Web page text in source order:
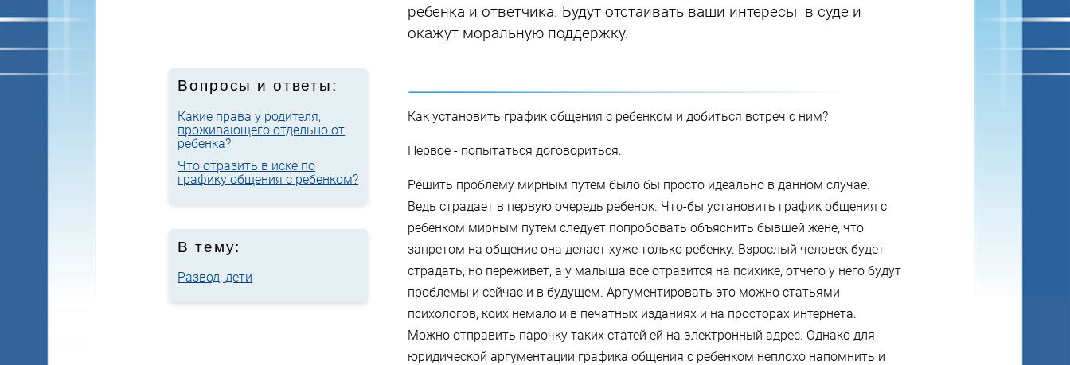
Вопросы и ответы:
Какие права у родителя,
проживающего отдельно от
ребенка?
Что отразить в иске по
графику общения с ребенком?
В тему:
Развод, дети
ребенка и ответчика. Будут отстаивать ваши интересы в суде и
окажут моральную поддержку.
Как установить график общения с ребенком и добиться встреч с ним?
Первое - попытаться договориться.
Решить проблему мирным путем было бы просто идеально в данном случае.
Ведь страдает в первую очередь ребенок. Что-бы установить график общения с
ребенком мирным путем следует попробовать объяснить бывшей жене, что
запретом на общение она делает хуже только ребенку. Взрослый человек будет
страдать, но переживет, а у малыша все отразится на психике, отчего у него будут
проблемы и сейчас и в будущем. Аргументировать это можно статьями
психологов, коих немало и в печатных изданиях и на просторах интернета.
Можно отправить парочку таких статей ей на электронный адрес. Однако для
юридической аргументации графика общения с ребенком неплохо напомнить и